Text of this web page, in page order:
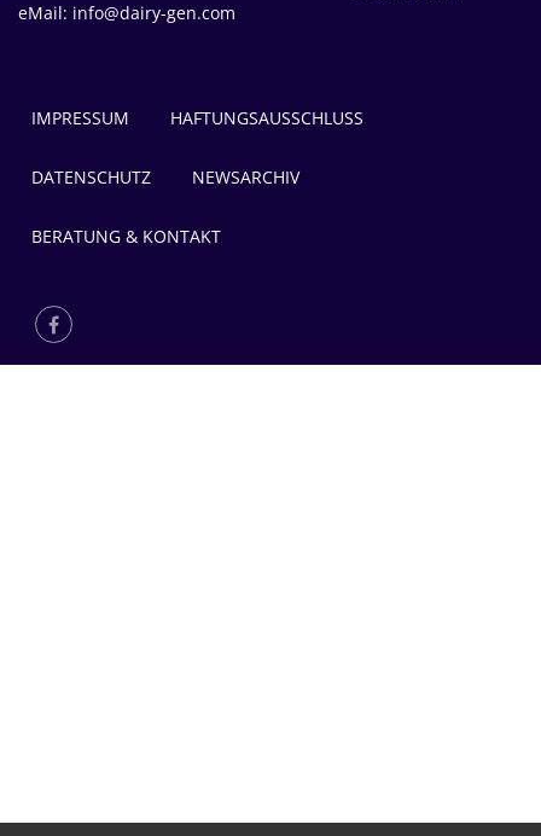
eMail: info@dairy-gen.com
IMPRESSUM HAFTUNGSAUSSCHLUSS
DATENSCHUTZ NEWSARCHIV
BERATUNG & KONTAKT